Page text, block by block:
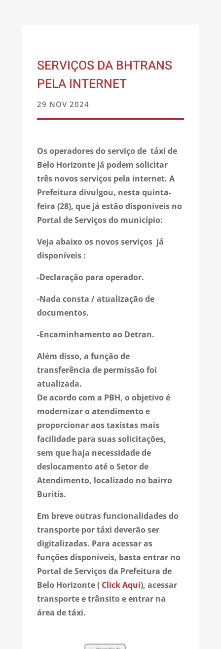
SERVIÇOS DA BHTRANS
PELA INTERNET
29 NOV 2024
Os operadores do serviço de táxi de
Belo Horizonte já podem solicitar
três novos serviços pela internet. A
Prefeitura divulgou, nesta quinta-
feira (28), que já estão disponíveis no
Portal de Serviços do município:
Veja abaixo os novos serviços já
disponíveis :
-Declaração para operador.
-Nada consta / atualização de
documentos.
-Encaminhamento ao Detran.
Além disso, a função de
transferência de permissão foi
atualizada.
De acordo com a PBH, o objetivo é
modernizar o atendimento e
proporcionar aos taxistas mais
facilidade para suas solicitações,
sem que haja necessidade de
deslocamento até o Setor de
Atendimento, localizado no bairro
Buritis.
Em breve outras funcionalidades do
transporte por táxi deverão ser
digitalizadas. Para acessar as
funções disponíveis, basta entrar no
Portal de Serviços da Prefeitura de
Belo Horizonte ( Click Aqui), acessar
transporte e trânsito e entrar na
área de táxi.